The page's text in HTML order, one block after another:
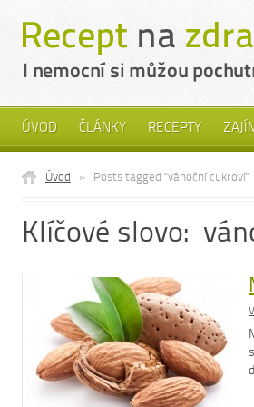
ÚVOD ČLÁNKY RECEPTY
Úvod » Posts tagged "vánoční cukroví"
Klíčové slovo: